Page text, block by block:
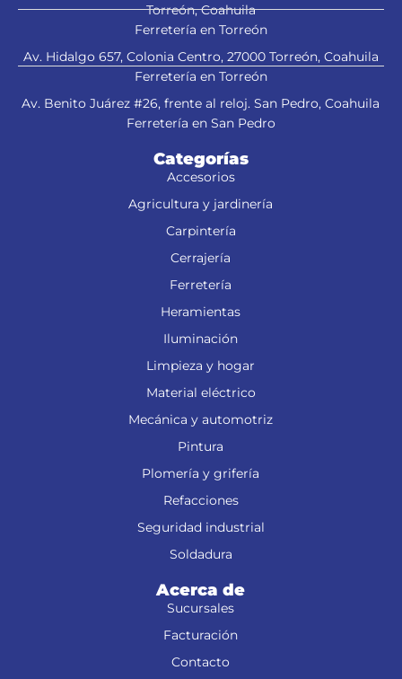
Torreón, Coahuila
Ferretería en Torreón
Av. Hidalgo 657, Colonia Centro, 27000 Torreón, Coahuila
Ferretería en Torreón
Av. Benito Juárez #26, frente al reloj. San Pedro, Coahuila
Ferretería en San Pedro
Categorías
Accesorios
Agricultura y jardinería
Carpintería
Cerrajería
Ferretería
Heramientas
Iluminación
Limpieza y hogar
Material eléctrico
Mecánica y automotriz
Pintura
Plomería y grifería
Refacciones
Seguridad industrial
Soldadura
Acerca de
Sucursales
Facturación
Contacto